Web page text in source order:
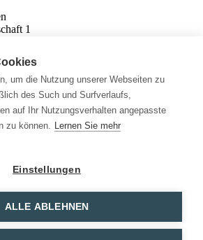
1
um die Nutzung unserer Webseiten zu
des Such und Surfverlaufs,
auf Ihr Nutzungsverhalten angepasste
zu können. Lernen Sie mehr
Einstellungen
ALLE ABLEHNEN